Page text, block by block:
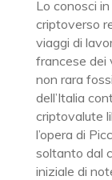
Lo conosci
criptoverso
viaggi di
francese dei
non rara
dell’Italia
criptovalute
l’opera di
soltanto dal
iniziale di